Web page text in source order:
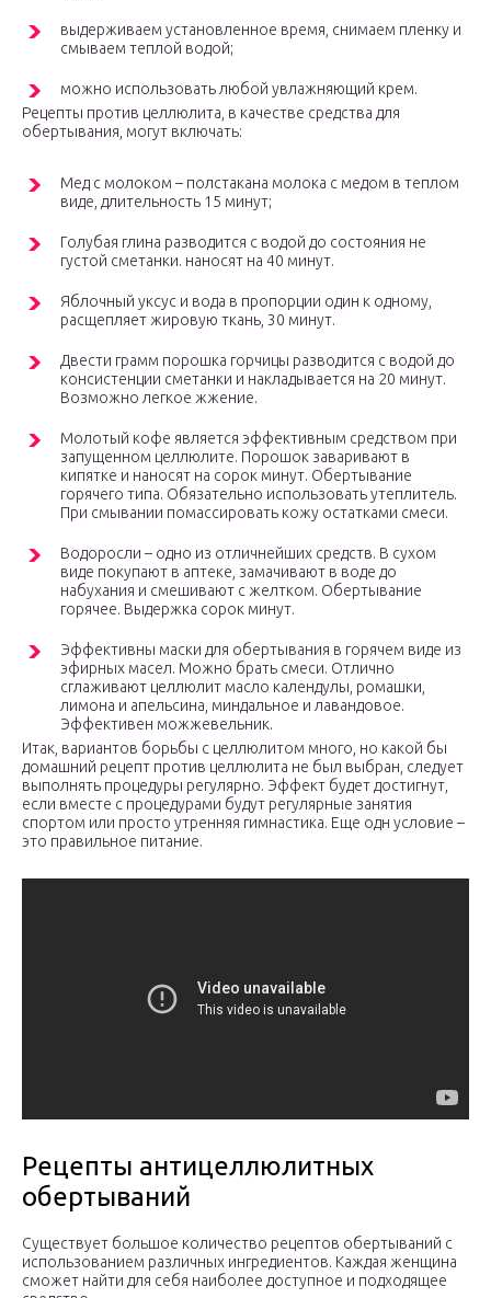
выдерживаем установленное время, снимаем пленку и
смываем теплой водой;
можно использовать любой увлажняющий крем.
Рецепты против целлюлита, в качестве средства для
обертывания, могут включать:
Мед с молоком – полстакана молока с медом в теплом
виде, длительность 15 минут;
Голубая глина разводится с водой до состояния не
густой сметанки. наносят на 40 минут.
Яблочный уксус и вода в пропорции один к одному,
расщепляет жировую ткань, 30 минут.
Двести грамм порошка горчицы разводится с водой до
консистенции сметанки и накладывается на 20 минут.
Возможно легкое жжение.
Молотый кофе является эффективным средством при
запущенном целлюлите. Порошок заваривают в
кипятке и наносят на сорок минут. Обертывание
горячего типа. Обязательно использовать утеплитель.
При смывании помассировать кожу остатками смеси.
Водоросли – одно из отличнейших средств. В сухом
виде покупают в аптеке, замачивают в воде до
набухания и смешивают с желтком. Обертывание
горячее. Выдержка сорок минут.
Эффективны маски для обертывания в горячем виде из
эфирных масел. Можно брать смеси. Отлично
сглаживают целлюлит масло календулы, ромашки,
лимона и апельсина, миндальное и лавандовое.
Эффективен можжевельник.
Итак, вариантов борьбы с целлюлитом много, но какой бы
домашний рецепт против целлюлита не был выбран, следует
выполнять процедуры регулярно. Эффект будет достигнут,
если вместе с процедурами будут регулярные занятия
спортом или просто утренняя гимнастика. Еще одн условие –
это правильное питание.
Рецепты антицеллюлитных
обертываний
Существует большое количество рецептов обертываний с
использованием различных ингредиентов. Каждая женщина
сможет найти для себя наиболее доступное и подходящее